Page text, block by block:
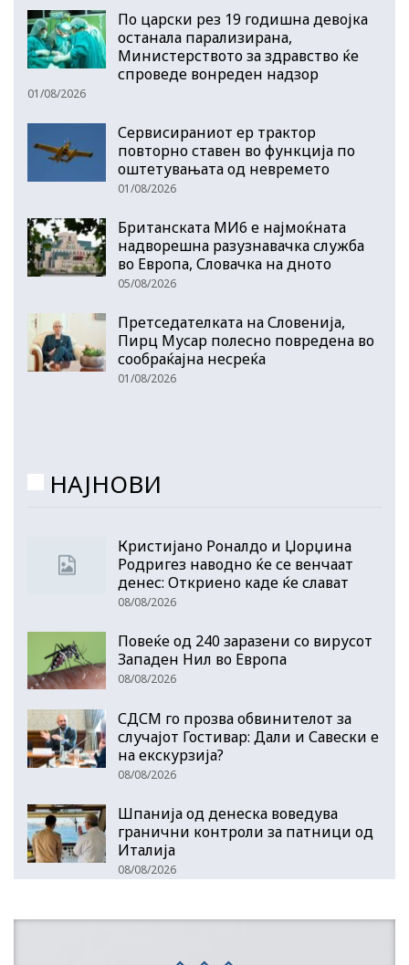
По царски рез 19 годишна девојка
останала парализирана,
Министерството за здравство ќе
спроведе вонреден надзор
01/08/2026
Сервисираниот ер трактор
повторно ставен во функција по
оштетувањата од невремето
01/08/2026
Британската МИ6 е најмоќната
надворешна разузнавачка служба
во Европа, Словачка на дното
05/08/2026
Претседателката на Словенија,
Пирц Мусар полесно повредена во
сообраќајна несреќа
01/08/2026
НАЈНОВИ
Кристијано Роналдо и Џорџина
Родригез наводно ќе се венчаат
денес: Откриено каде ќе слават
08/08/2026
Повеќе од 240 заразени со вирусот
Западен Нил во Европа
08/08/2026
СДСМ го прозва обвинителот за
случајот Гостивар: Дали и Савески е
на екскурзија?
08/08/2026
Шпанија од денеска воведува
гранични контроли за патници од
Италија
08/08/2026